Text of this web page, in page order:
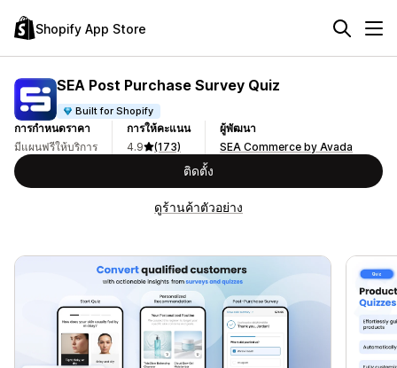
Shopify App Store
SEA Post Purchase Survey Quiz
Built for Shopify
การกำหนดราคา
มีแผนฟรีให้บริการ
การให้คะแนน
4.9
(173)
ผู้พัฒนา
SEA Commerce by Avada
ติดตั้ง
ดูร้านค้าตัวอย่าง